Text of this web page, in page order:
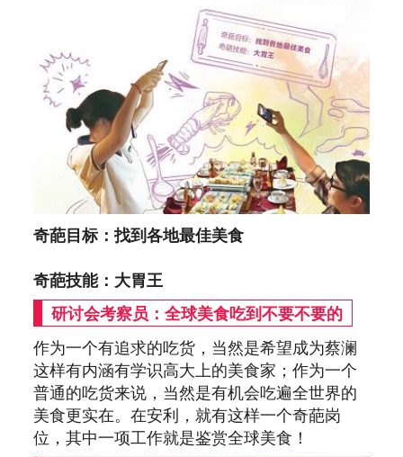
奇葩目标：找到各地最佳美食
奇葩技能：大胃王
研讨会考察员：全球美食吃到不要不要的
作为一个有追求的吃货，当然是希望成为蔡澜
这样有内涵有学识高大上的美食家；作为一个
普通的吃货来说，当然是有机会吃遍全世界的
美食更实在。在安利，就有这样一个奇葩岗
位，其中一项工作就是鉴赏全球美食！